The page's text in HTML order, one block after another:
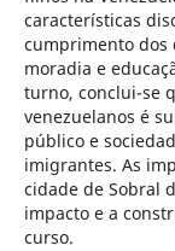
características
cumprimento dos
moradia e
turno, conclui-se
venezuelanos é
público e
imigrantes. As
cidade de Sobral
impacto e a
curso.